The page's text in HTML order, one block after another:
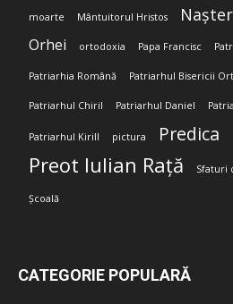
moarte Mântuitorul Hristos
Orhei ortodoxia Papa Francisc
Patriarhia Română Patriarhul Bisericii
Patriarhul Chiril Patriarhul Daniel
Patriarhul Kirill pictura Predica
Preot Iulian Rață Sfaturi
Școală
CATEGORIE POPULARĂ